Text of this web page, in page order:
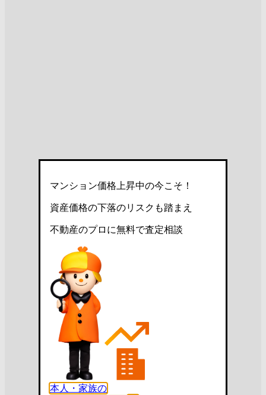
マンション価格上昇中の今こそ！
資産価格の下落のリスクも踏まえ
不動産のプロに無料で査定相談
本人・家族の